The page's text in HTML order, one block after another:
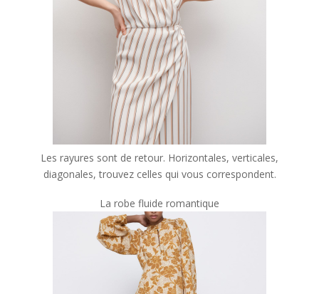
Les rayures sont de retour. Horizontales, verticales,
diagonales, trouvez celles qui vous correspondent.
La robe fluide romantique